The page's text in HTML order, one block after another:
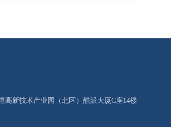
高新技术产业园（北区）酷派大厦C座14楼